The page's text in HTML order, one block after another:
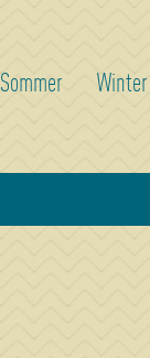
Sommer Winter